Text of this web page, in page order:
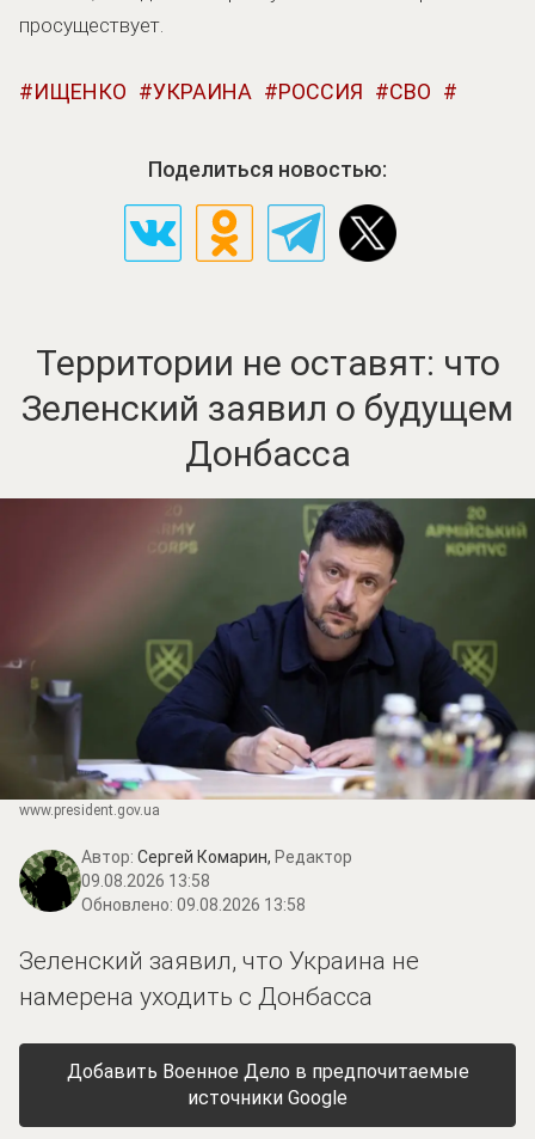
просуществует.
ИЩЕНКО УКРАИНА РОССИЯ СВО
Поделиться новостью:
Территории не оставят: что
Зеленский заявил о будущем
Донбасса
www.prеsidеnt.gоv.uа
Автор: Сергей Комарин, Редактор
09.08.2026 13:58
Обновлено: 09.08.2026 13:58
Зеленский заявил, что Украина не
намерена уходить с Донбасса
Добавить Военное Дело в предпочитаемые
источники Google